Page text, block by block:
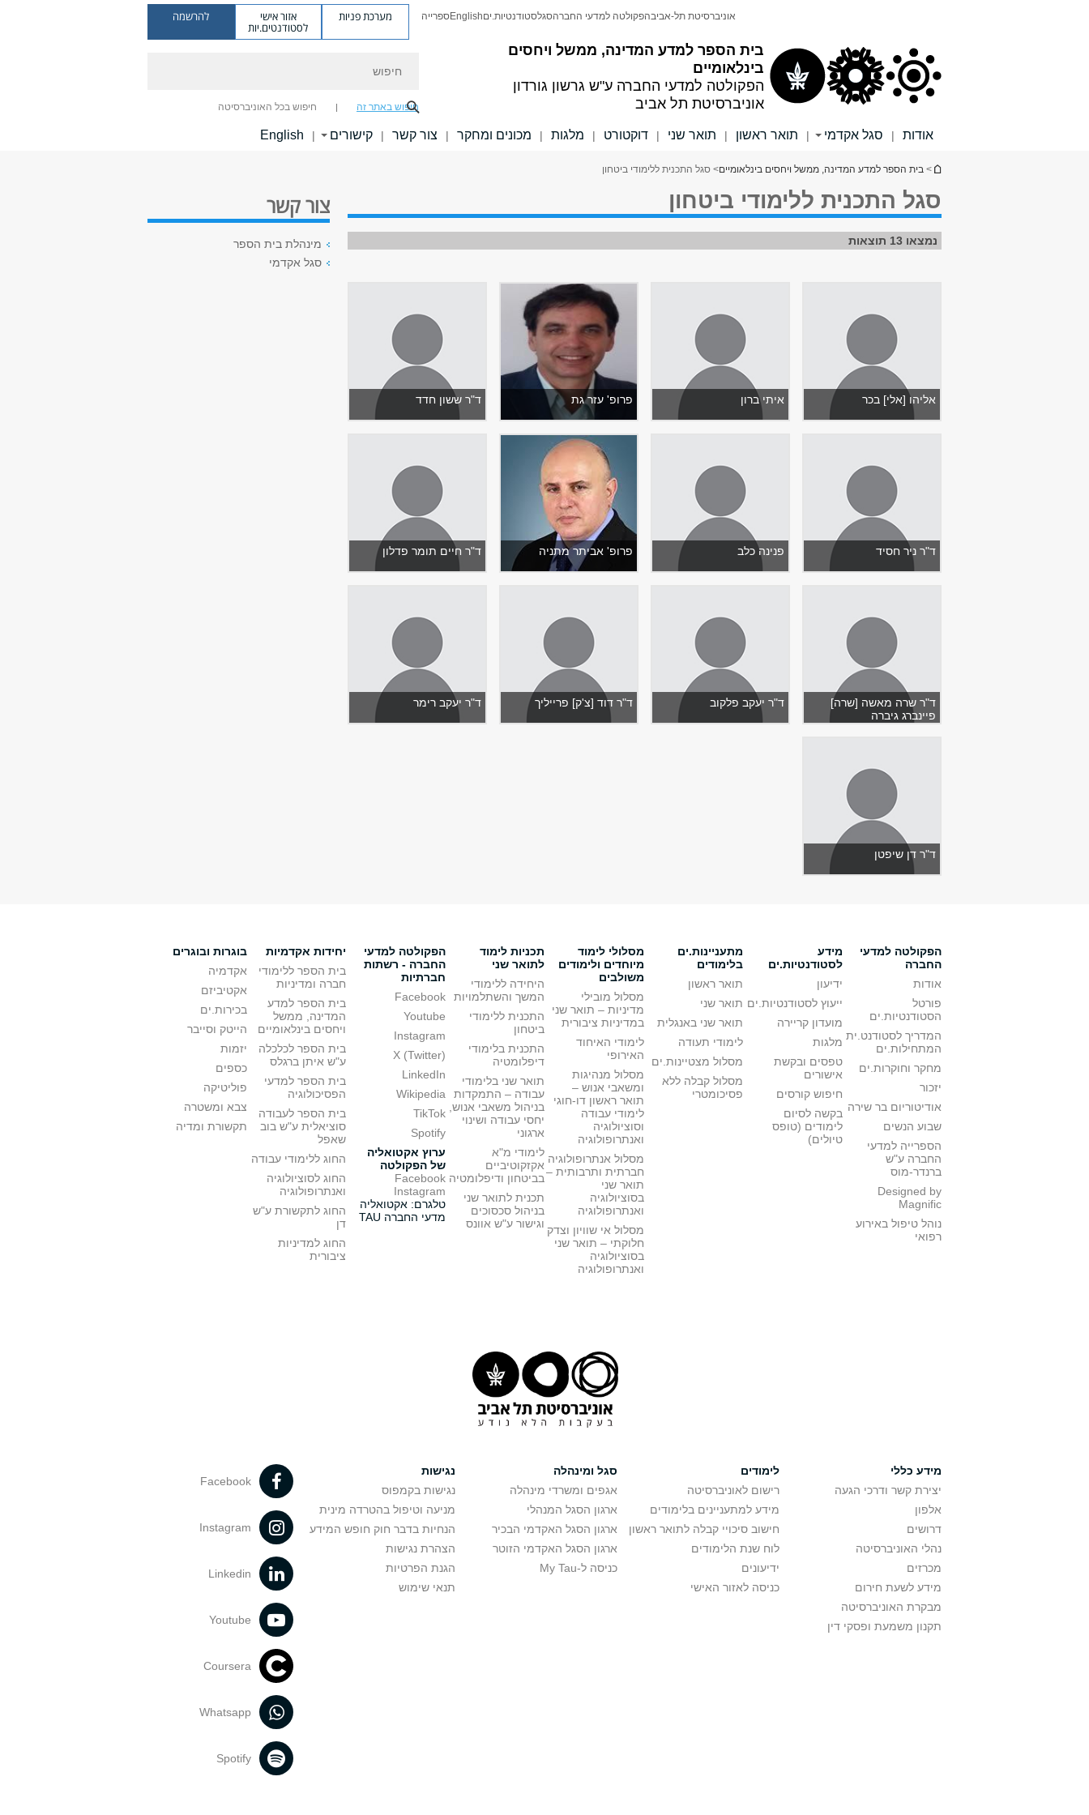
בית הספר למדע המדינה, ממשל ויחסים
בינלאומיים
הפקולטה למדעי החברה ע"ש גרשון גורדון
אוניברסיטת תל אביב
אוניברסיטת תל-אביבהפקולטה למדעי החברהסגלסטודנטיות.יםEnglishספרייה מערכת פניות אזור אישי
לסטודנטים.יות
להרשמה
חיפוש באתר זה חיפוש בכל האוניברסיטה
אודות | סגל אקדמי | תואר ראשון | תואר שני | דוקטורט | מלגות | מכונים ומחקר | צור קשר | קישורים |
English
הינך נמצא כאן
> בית הספר למדע המדינה, ממשל ויחסים בינלאומיים> סגל התכנית ללימודי ביטחון
סגל התכנית ללימודי ביטחון
נמצאו 13 תוצאות
אליהו [אלי] בכר איתי ברון פרופ' עזר גת ד"ר ששון חדד
ד"ר ניר חסיד פנינה כלב פרופ' אביתר מתניה ד"ר חיים תומר פדלון
ד"ר שרה מאשה [שרה]
פיינברג גיברה
ד"ר יעקב פלקוב ד"ר דוד [צ'ק] פרייליך ד"ר יעקב רימר
ד"ר דן שיפטן
צור קשר
מינהלת בית הספר
סגל אקדמי
הפקולטה למדעי
החברה
אודות
פורטל
הסטודנטיות.ים
המדריך לסטודנט.ית
המתחילות.ים
מחקר וחוקרות.ים
יזכור
אודיטוריום בר שירה
שבוע הנשים
הספרייה למדעי
החברה ע"ש
ברנדר-מוס
Designed by
Magnific
נוהל טיפול באירוע
רפואי
מידע
לסטודנטיות.ים
ידיעון
ייעוץ לסטודנטיות.ים
מועדון קריירה
מלגות
טפסים ובקשת
אישורים
חיפוש קורסים
בקשה לסיום
לימודים (טופס
טיולים)
מתעניינות.ים
בלימודים
תואר ראשון
תואר שני
תואר שני באנגלית
לימודי תעודה
מסלול מצטיינות.ים
מסלול קבלה ללא
פסיכומטרי
מסלולי לימוד
מיוחדים ולימודים
משולבים
מסלול מובילי
מדיניות – תואר שני
במדיניות ציבורית
לימודי האיחוד
האירופי
מסלול מנהיגות
ומשאבי אנוש –
תואר ראשון דו-חוגי
לימודי עבודה
וסוציולוגיה
ואנתרופולוגיה
מסלול אנתרופולוגיה
חברתית ותרבותית –
תואר שני
בסוציולוגיה
ואנתרופולוגיה
מסלול אי שוויון וצדק
חלוקתי – תואר שני
בסוציולוגיה
ואנתרופולוגיה
תכניות לימוד
לתואר שני
היחידה ללימודי
המשך והשתלמויות
התכנית ללימודי
ביטחון
התכנית בלימודי
דיפלומטיה
תואר שני בלימודי
עבודה – התמקדות
בניהול משאבי אנוש,
יחסי עבודה ושינוי
ארגוני
לימודי מ"א
אקזקוטיביים
בביטחון ודיפלומטיה
תכנית לתואר שני
בניהול סכסוכים
וגישור ע"ש אוונס
הפקולטה למדעי
החברה - רשתות
חברתיות
Facebook
Youtube
Instagram
X (Twitter)
LinkedIn
Wikipedia
TikTok
Spotify
ערוץ אקטואליה
של הפקולטה
Facebook
Instagram
טלגרם: אקטואליה
מדעי החברה TAU
יחידות אקדמיות
בית הספר ללימודי
חברה ומדיניות
בית הספר למדע
המדינה, ממשל
ויחסים בינלאומיים
בית הספר לכלכלה
ע"ש איתן ברגלס
בית הספר למדעי
הפסיכולוגיה
בית הספר לעבודה
סוציאלית ע"ש בוב
שאפל
החוג ללימודי עבודה
החוג לסוציולוגיה
ואנתרופולוגיה
החוג לתקשורת ע"ש
דן
החוג למדיניות
ציבורית
בוגרות ובוגרים
אקדמיה
אקטיביזם
בכירות.ים
הייטק וסייבר
יזמות
כספים
פוליטיקה
צבא ומשטרה
תקשורת ומדיה
מידע כללי
יצירת קשר ודרכי הגעה
אלפון
דרושים
נהלי האוניברסיטה
מכרזים
מידע לשעת חירום
מבקרת האוניברסיטה
תקנון משמעת ופסקי דין
לימודים
רישום לאוניברסיטה
מידע למתעניינים בלימודים
חישוב סיכויי קבלה לתואר ראשון
לוח שנת הלימודים
ידיעונים
כניסה לאזור האישי
סגל ומינהלה
אגפים ומשרדי מינהלה
ארגון הסגל המנהלי
ארגון הסגל האקדמי הבכיר
ארגון הסגל האקדמי הזוטר
כניסה ל-My Tau
נגישות
נגישות בקמפוס
מניעה וטיפול בהטרדה מינית
הנחיות בדבר חוק חופש המידע
הצהרת נגישות
הגנת הפרטיות
תנאי שימוש
Facebook
Instagram
Linkedin
Youtube
Coursera
Whatsapp
Spotify